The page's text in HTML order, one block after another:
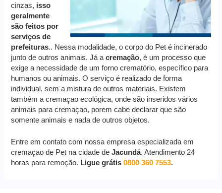
cinzas, isso
geralmente
são feitos por
serviços de
prefeituras.. Nessa modalidade, o corpo do Pet é incinerado
junto de outros animais. Já acremação, é um processo que
exige a necessidade de um forno crematório, específico para
humanos ou animais. O serviço é realizado de forma
individual, sem a mistura de outros materiais. Existem
também a cremaçao ecológica, onde são inseridos vários
animais para cremaçao, porem cabe declarar que são
somente animais e nada de outros objetos.
Entre em contato com nossa empresa especializada em
cremaçao de Pet na cidade deJacundá. Atendimento 24
horas para remoção. Ligue grátis0800 360 7553.